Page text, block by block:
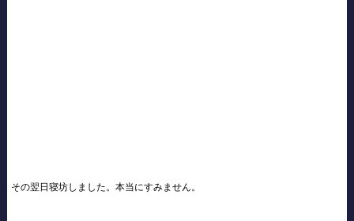
その翌日寝坊しました。本当にすみません。